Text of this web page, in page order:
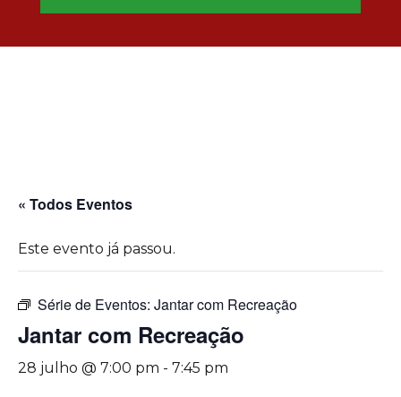
« Todos Eventos
Este evento já passou.
Série de Eventos: Jantar com Recreação
Jantar com Recreação
28 julho @ 7:00 pm - 7:45 pm